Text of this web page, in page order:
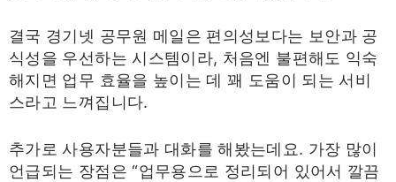
결국 경기넷 공무원 메일은 편의성보다는 보안과 공
식성을 우선하는 시스템이라, 처음엔 불편해도 익숙
해지면 업무 효율을 높이는 데 꽤 도움이 되는 서비
스라고 느껴집니다.
추가로 사용자분들과 대화를 해봤는데요. 가장 많이
언급되는 장점은 “업무용으로 정리되어 있어서 깔끔